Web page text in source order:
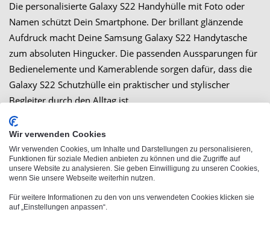
Die personalisierte Galaxy S22 Handyhülle mit Foto oder
Namen schützt Dein Smartphone. Der brillant glänzende
Aufdruck macht Deine Samsung Galaxy S22 Handytasche
zum absoluten Hingucker. Die passenden Aussparungen für
Bedienelemente und Kamerablende sorgen dafür, dass die
Galaxy S22 Schutzhülle ein praktischer und stylischer
Begleiter durch den Alltag ist.
Großbestellung
Wir verwenden Cookies
Wir verwenden Cookies, um Inhalte und Darstellungen zu personalisieren,
Funktionen für soziale Medien anbieten zu können und die Zugriffe auf
unsere Website zu analysieren. Sie geben Einwilligung zu unseren Cookies,
wenn Sie unsere Webseite weiterhin nutzen.
Für weitere Informationen zu den von uns verwendeten Cookies klicken sie
auf „Einstellungen anpassen“.